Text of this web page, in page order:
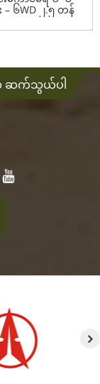
၆WD ၂.၅ တန်
ဆက်သွယ်ပါ